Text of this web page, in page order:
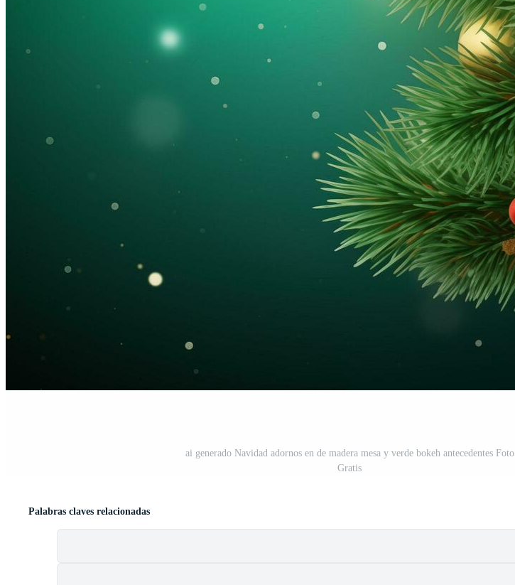
ai generado Navidad adornos en de madera mesa y verde bokeh antecedentes Foto
Gratis
Palabras claves relacionadas